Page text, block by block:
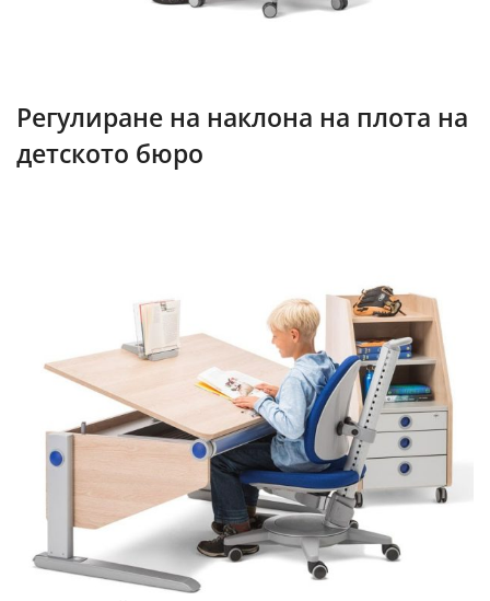
Регулиране на наклона на плота на
детското бюро